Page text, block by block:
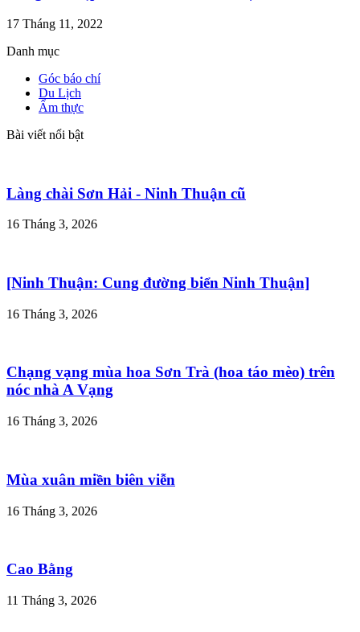
17 Tháng 11, 2022
Danh mục
Góc báo chí
Du Lịch
Ẩm thực
Bài viết nổi bật
Làng chài Sơn Hải - Ninh Thuận cũ
16 Tháng 3, 2026
[Ninh Thuận: Cung đường biển Ninh Thuận]
16 Tháng 3, 2026
Chạng vạng mùa hoa Sơn Trà (hoa táo mèo) trên
nóc nhà A Vạng
16 Tháng 3, 2026
Mùa xuân miền biên viễn
16 Tháng 3, 2026
Cao Bằng
11 Tháng 3, 2026